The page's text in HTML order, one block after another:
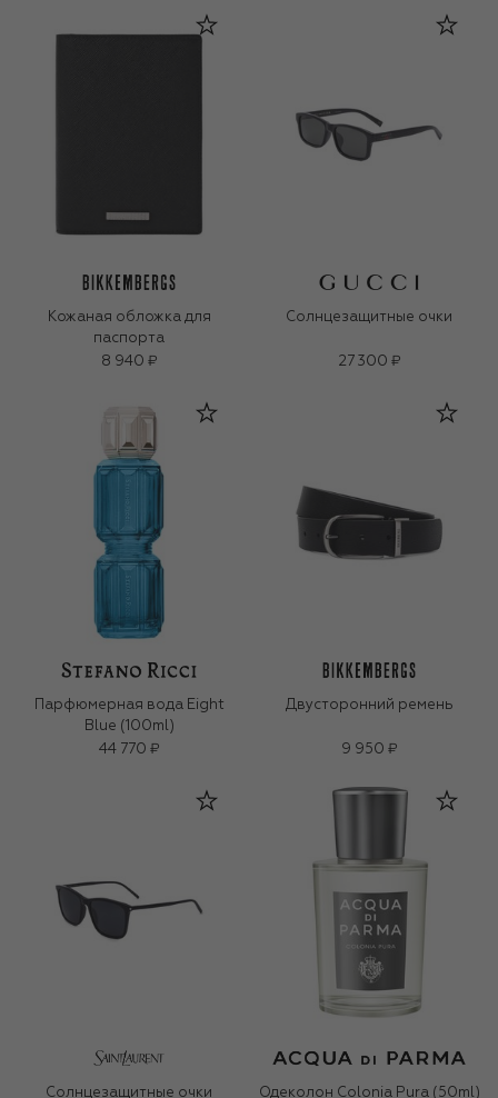
Кожаная обложка для
паспорта
8 940 ₽
Солнцезащитные очки
27 300 ₽
Парфюмерная вода Eight
Blue (100ml)
44 770 ₽
Двусторонний ремень
9 950 ₽
Солнцезащитные очки Одеколон Colonia Pura (50ml)